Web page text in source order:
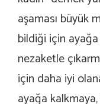
aşaması büyük
bildiği için
nezaketle
için daha iyi
ayağa kalkmaya,